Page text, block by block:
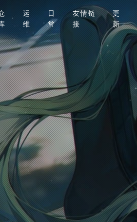
运
维
日
常
友情链
接
更
新